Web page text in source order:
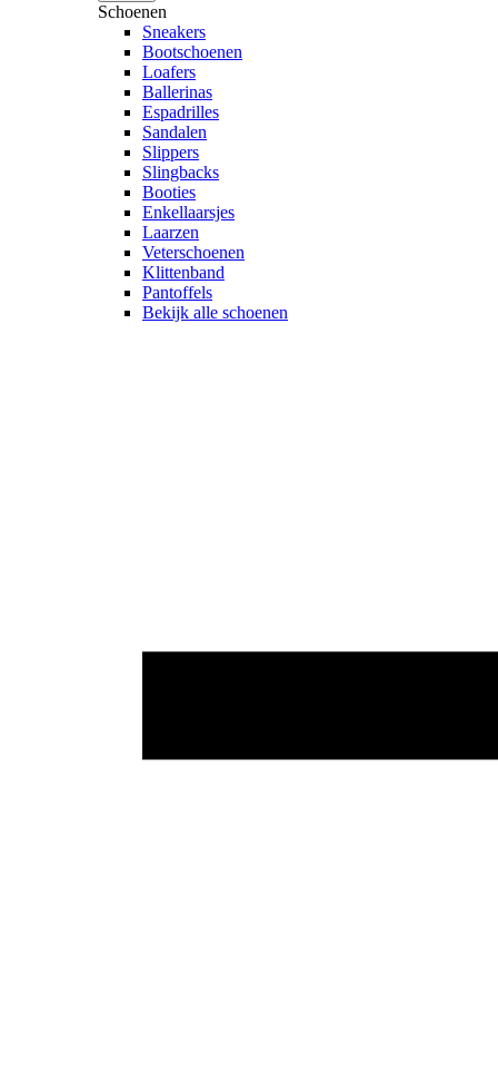
Schoenen
Sneakers
Bootschoenen
Loafers
Ballerinas
Espadrilles
Sandalen
Slippers
Slingbacks
Booties
Enkellaarsjes
Laarzen
Veterschoenen
Klittenband
Pantoffels
Bekijk alle schoenen